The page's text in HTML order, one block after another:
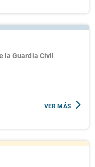
la Guardia Civil
VER MÁS